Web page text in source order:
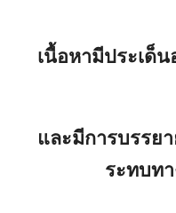
เนื้อหามีประเด็
และมีการบรรย
ระทบ